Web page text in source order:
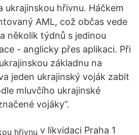
ukrajinskou hřivnu. Háčkem
AML, což občas vede
několik týdnů s jedinou
- anglicky přes aplikaci. Při
základnu na
jeden ukrajinský voják zabit
mluvčího ukrajinské
vojáky“.
v likvidaci Praha 1